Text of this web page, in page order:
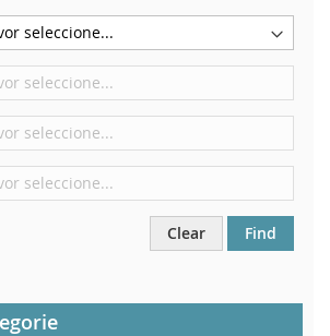
del asiento delantero derecho
mamparo debajo del capó.
del motor.
puerta trasera derecha
Clear Find